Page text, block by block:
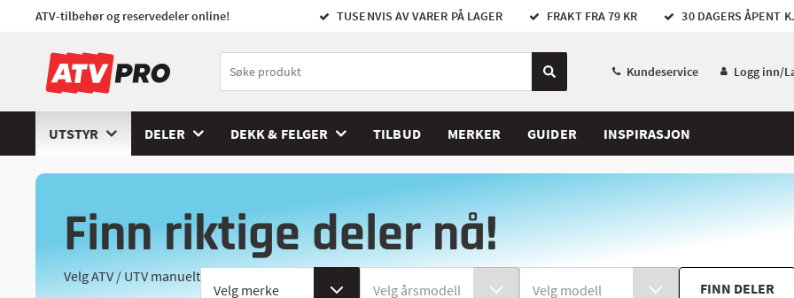
ATV-tilbehør og reservedeler online! TUSENVIS AV VARER PÅ LAGER FRAKT FRA 79 KR 30 DAGERS ÅPENT
Kundeservice Logg inn/
UTSTYR DELER DEKK & FELGER TILBUD MERKER GUIDER INSPIRASJON
Finn riktige deler nå!
Velg ATV / UTV manuelt
FINN DELER